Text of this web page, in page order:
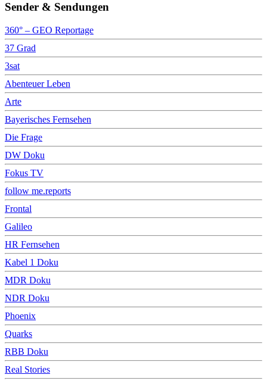
Sender & Sendungen
360° – GEO Reportage
37 Grad
3sat
Abenteuer Leben
Arte
Bayerisches Fernsehen
Die Frage
DW Doku
Fokus TV
follow me.reports
Frontal
Galileo
HR Fernsehen
Kabel 1 Doku
MDR Doku
NDR Doku
Phoenix
Quarks
RBB Doku
Real Stories